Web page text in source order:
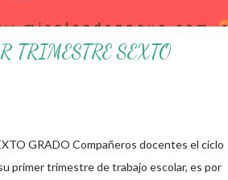
docentes en est...
TRIMESTRE SEXTO
GRADO Compañeros docentes el ciclo
primer trimestre de trabajo escolar, es por